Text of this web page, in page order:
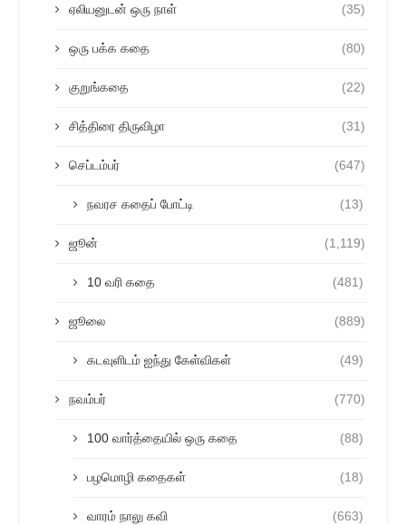
ஏலியனுடன் ஒரு நாள் (35)
ஒரு பக்க கதை (80)
குறுங்கதை (22)
சித்திரை திருவிழா (31)
செப்டம்பர் (647)
நவரச கதைப் போட்டி (13)
ஜூன் (1,119)
10 வரி கதை (481)
ஜூலை (889)
கடவுளிடம் ஐந்து கேள்விகள் (49)
நவம்பர் (770)
100 வார்த்தையில் ஒரு கதை (88)
பழமொழி கதைகள் (18)
வாரம் நாலு கவி (663)